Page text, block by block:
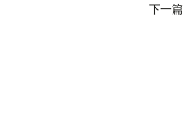
下一篇